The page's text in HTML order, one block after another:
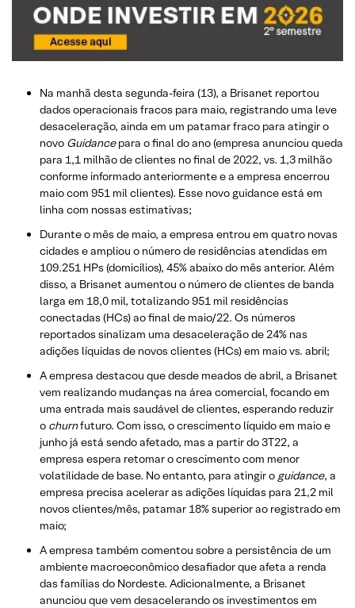
Na manhã desta segunda-feira (13), a Brisanet reportou
dados operacionais fracos para maio, registrando uma leve
desaceleração, ainda em um patamar fraco para atingir o
novo Guidancepara o final do ano (empresa anunciou queda
para 1,1 milhão de clientes no final de 2022, vs. 1,3 milhão
conforme informado anteriormente e a empresa encerrou
maio com 951 mil clientes). Esse novo guidance está em
linha com nossas estimativas;
Durante o mês de maio, a empresa entrou em quatro novas
cidades e ampliou o número de residências atendidas em
109.251 HPs (domicílios), 45% abaixo do mês anterior. Além
disso, a Brisanet aumentou o número de clientes de banda
larga em 18,0 mil, totalizando 951 mil residências
conectadas (HCs) ao final de maio/22. Os números
reportados sinalizam uma desaceleração de 24% nas
adições líquidas de novos clientes (HCs) em maio vs. abril;
A empresa destacou que desde meados de abril, a Brisanet
vem realizando mudanças na área comercial, focando em
uma entrada mais saudável de clientes, esperando reduzir
o churnfuturo. Com isso, o crescimento líquido em maio e
junho já está sendo afetado, mas a partir do 3T22, a
empresa espera retomar o crescimento com menor
volatilidade de base. No entanto, para atingir o guidance, a
empresa precisa acelerar as adições líquidas para 21,2 mil
novos clientes/mês, patamar 18% superior ao registrado em
maio;
A empresa também comentou sobre a persistência de um
ambiente macroeconômico desafiador que afeta a renda
das famílias do Nordeste. Adicionalmente, a Brisanet
anunciou que vem desacelerando os investimentos em